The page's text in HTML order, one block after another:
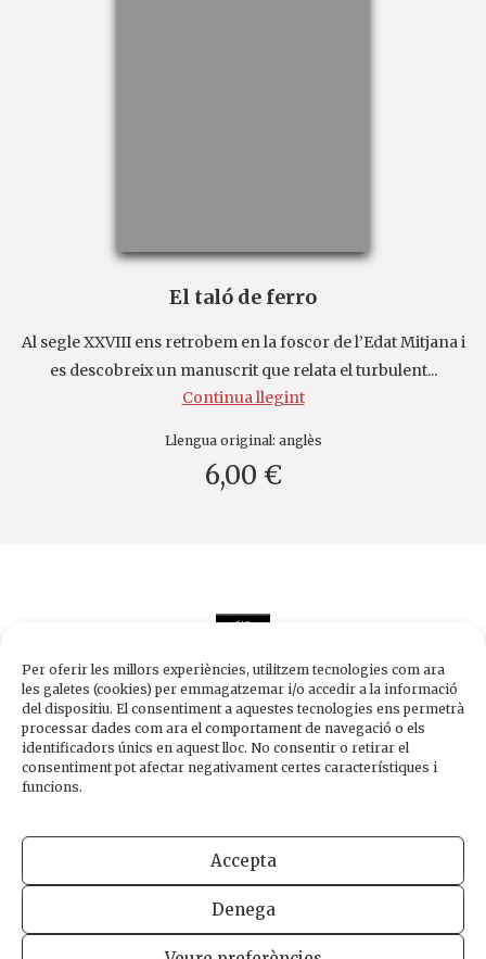
Per oferir les millors experiències, utilitzem tecnologies com ara
les galetes (cookies) per emmagatzemar i/o accedir a la informació
del dispositiu. El consentiment a aquestes tecnologies ens permetrà
processar dades com ara el comportament de navegació o els
identificadors únics en aquest lloc. No consentir o retirar el
consentiment pot afectar negativament certes característiques i
funcions.
Accepta
Denega
El taló de ferro
Al segle XXVIII ens retrobem en la foscor de l’Edat Mitjana i
es descobreix un manuscrit que relata el turbulent...
Continua llegint
Llengua original: anglès
6,00 €
Edicions de 1984
Carrer Trafalgar, 10, 2n-2a A
Fax 934 854 375
1984@edicions1984.cat
INFORMACIÓ LEGAL POLÍTICA DE PRIVADESA POLÍTICA DE COOKIES